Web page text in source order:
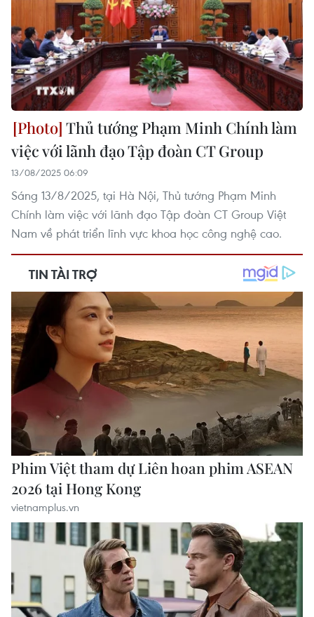
Thủ tướng Phạm Minh Chính làm
việc với lãnh đạo Tập đoàn CT Group
13/08/2025 06:09
Sáng 13/8/2025, tại Hà Nội, Thủ tướng Phạm Minh
Chính làm việc với lãnh đạo Tập đoàn CT Group Việt
Nam về phát triển lĩnh vực khoa học công nghệ cao.